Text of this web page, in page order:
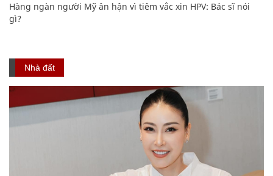
Hàng ngàn người Mỹ ân hận vì tiêm vắc xin HPV: Bác sĩ nói
gì?
Nhà đất